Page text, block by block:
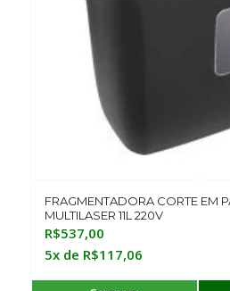
FRAGMENTADORA CORTE EM
MULTILASER 11L 220V
R$537,00
5x de R$117,06